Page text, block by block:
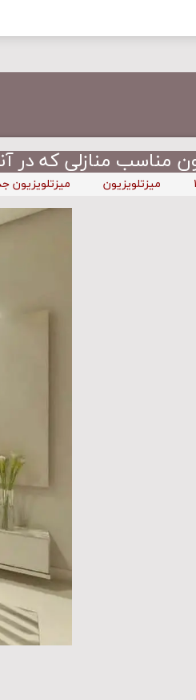
مناسب منازلی که
میزتلویزیون میزتلویزیون